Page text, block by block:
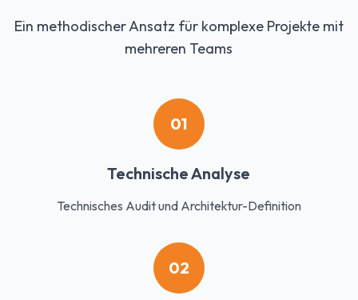
Ein methodischer Ansatz für komplexe Projekte mit
mehreren Teams
01
Technische Analyse
Technisches Audit und Architektur-Definition
02